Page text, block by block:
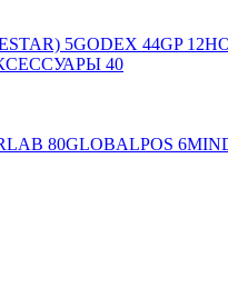
5GODEX 44GP12
40
80GLOBALPOS 6